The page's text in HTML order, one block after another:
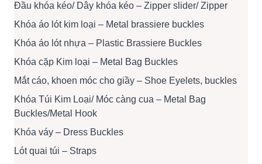
Đầu khóa kéo/ Dây khóa kéo – Zipper slider/ Zipper
Khóa áo lót kim loại – Metal brassiere buckles
Khóa áo lót nhựa – Plastic Brassiere Buckles
Khóa cặp Kim loại – Metal Bag Buckles
Mắt cáo, khoen móc cho giầy – Shoe Eyelets, buckles
Khóa Túi Kim Loại/ Móc càng cua – Metal Bag
Buckles/Metal Hook
Khóa váy – Dress Buckles
Lót quai túi – Straps